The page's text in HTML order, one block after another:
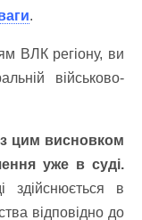
.
ВЛК регіону, ви
військово-
цим висновком
уже в суді.
в
відповідно до